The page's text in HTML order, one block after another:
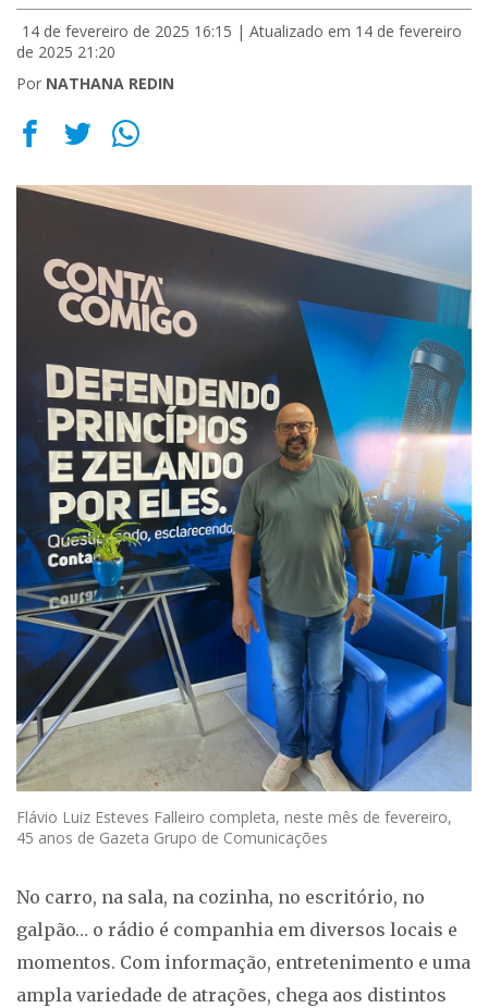
14 de fevereiro de 2025 16:15 | Atualizado em 14 de fevereiro
de 2025 21:20
Por NATHANA REDIN
Flávio Luiz Esteves Falleiro completa, neste mês de fevereiro,
45 anos de Gazeta Grupo de Comunicações
No carro, na sala, na cozinha, no escritório, no
galpão… o rádio é companhia em diversos locais e
momentos. Com informação, entretenimento e uma
ampla variedade de atrações, chega aos distintos